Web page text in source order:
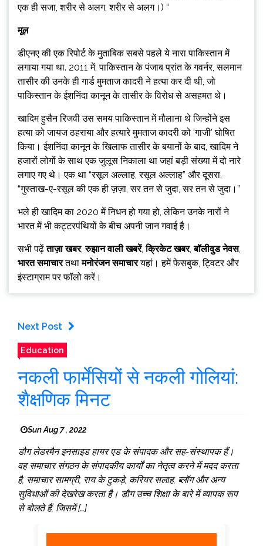
एक ही सजा, शरीर से अलग, शरीर से अलग।) “
मूल
डीएनए की एक रिपोर्ट के मुताबिक सबसे पहले ये नारा पाकिस्तान में
लगाया गया था. 2011 में, पाकिस्तान के पंजाब प्रांत के गवर्नर, सलमान
तासीर की उनके ही गार्ड मुमताज कादरी ने हत्या कर दी थी, जो
पाकिस्तान के ईशनिंदा कानून के तासीर के विरोध से असहमत थे।
खादिम हुसैन रिजवी उस समय पाकिस्तान में मौलाना थे जिन्होंने इस
हत्या को जायज ठहराया और हत्यारे मुमताज कादरी को ‘गाजी’ घोषित
किया। ईशनिंदा कानून के खिलाफ तासीर के बयानों के बाद, खादिम ने
हजारों लोगों के साथ एक जुलूस निकाला था जहां बड़ी संख्या में दो नारे
लगाए गए थे। एक था “रसूल अल्लाह, रसूल अल्लाह” और दूसरा,
“गुस्ताख-ए-रसूल की एक ही ज़ज़ा, सर तन से जुदा, सर तन से जुदा।”
भले ही खादिम का 2020 में निधन हो गया हो, लेकिन उनके नारों ने
भारत में भी कट्टरपंथियों के बीच अपनी जान गवाई है।
सभी पढ़ेंताज़ा खबर,रुझान वाली खबरें,क्रिकेट खबर,बॉलीवुड नेवस,
भारत समाचारतथामनोरंजन समाचारयहां। हमें फेसबुक, ट्विटर और
इंस्टाग्राम पर फॉलो करें।
Next Post
Education
नकली फार्मेसियों से नकली गोलियां:
शैक्षणिक मिनट
Sun Aug 7 , 2022
डौग लेडरमैन इनसाइड हायर एड के संपादक और सह-संस्थापक हैं।
वह समाचार संगठन के संपादकीय कार्यों का नेतृत्व करने में मदद करता
है, समाचार सामग्री, राय के टुकड़े, करियर सलाह, ब्लॉग और अन्य
सुविधाओं की देखरेख करता है। डौग उच्च शिक्षा के बारे में व्यापक रूप
से बोलते हैं, जिसमें […]